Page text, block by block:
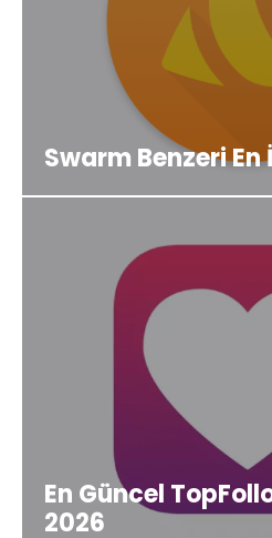
Swarm Benzeri
En Güncel
2026